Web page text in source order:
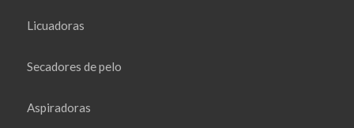
Licuadoras
Secadores de pelo
Aspiradoras